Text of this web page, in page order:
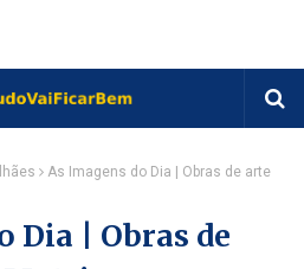
As Imagens do Dia | Obras de arte
Dia | Obras de